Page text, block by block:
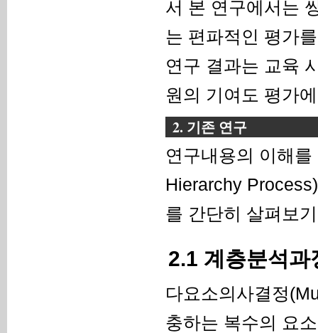
서 본 연구에서는
는 편파적인 평가
연구 결과는 교육
원의 기여도 평가
2. 기존 연구
연구내용의 이해
Hierarchy
를 간단히 살펴보
2.1 계층분석
다요소의사결정
충하는 복수의 요